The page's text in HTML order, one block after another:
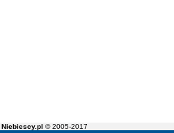
Niebiescy.pl © 2005-2017